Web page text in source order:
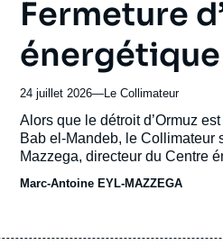
Fermeture
24 juillet 2026—Nom
du
journal,
revue
ou
émission
Le Collimateur
Accroche
Alors que le détroit d’Ormuz
Bab el-Mandeb, le Collimateur
Mazzega, directeur du Centre
Marc-Antoine EYL-MAZZEGA